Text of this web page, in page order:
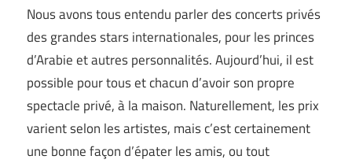
Nous avons tous entendu parler des concerts privés
des grandes stars internationales, pour les princes
d’Arabie et autres personnalités. Aujourd’hui, il est
possible pour tous et chacun d’avoir son propre
spectacle privé, à la maison. Naturellement, les prix
varient selon les artistes, mais c’est certainement
une bonne façon d’épater les amis, ou tout